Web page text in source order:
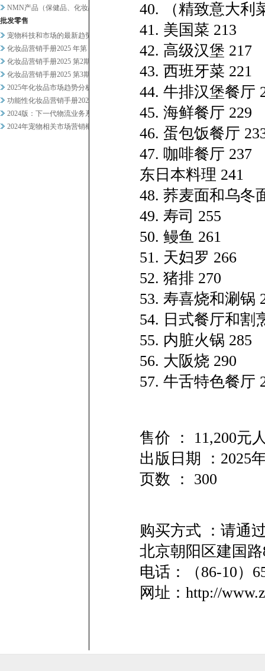
NMN产品（保健品、化妆品）及...
批发零售
宠物科技和市场的最新趋势正在发...
化妆品营销手册2025 年第 ...
化妆品营销手册2025 第2期
化妆品营销手册2025 第3期
2025年化妆品市场趋势分析概...
功能性化妆品营销手册2024-...
2024版：下一代物流业务系统...
2024年宠物相关市场营销概况
40. （精致意大利
41. 美国菜 213
42. 高级汉堡 217
43. 西班牙菜 221
44. 牛排汉堡餐厅
45. 海鲜餐厅 229
46. 蛋包饭餐厅
47. 咖啡餐厅 237
东日本料理 241
48. 荞麦面和乌冬
49. 寿司 255
50. 鳗鱼 261
51. 天妇罗 266
52. 猪排 270
53. 寿喜烧和涮锅
54. 日式餐厅和割
55. 内脏火锅 285
56. 大阪烧 290
57. 牛舌特色餐厅
售价 ： 11,200元
出版日期 ：2025
页数 ： 300
购买方式 ：请通
北京朝阳区建国
电话：（86-
网址：http://